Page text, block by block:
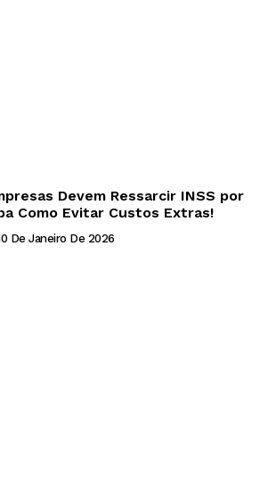
Devem Ressarcir INSS por
Como Evitar Custos Extras!
De Janeiro De 2026